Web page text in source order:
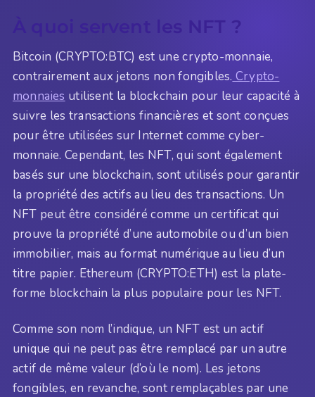
À quoi servent les NFT ?
Bitcoin (CRYPTO:BTC) est une crypto-monnaie,
contrairement aux jetons non fongibles. Crypto-
monnaies utilisent la blockchain pour leur capacité à
suivre les transactions financières et sont conçues
pour être utilisées sur Internet comme cyber-
monnaie. Cependant, les NFT, qui sont également
basés sur une blockchain, sont utilisés pour garantir
la propriété des actifs au lieu des transactions. Un
NFT peut être considéré comme un certificat qui
prouve la propriété d’une automobile ou d’un bien
immobilier, mais au format numérique au lieu d’un
titre papier. Ethereum (CRYPTO:ETH) est la plate-
forme blockchain la plus populaire pour les NFT.
Comme son nom l’indique, un NFT est un actif
unique qui ne peut pas être remplacé par un autre
actif de même valeur (d’où le nom). Les jetons
fongibles, en revanche, sont remplaçables par une